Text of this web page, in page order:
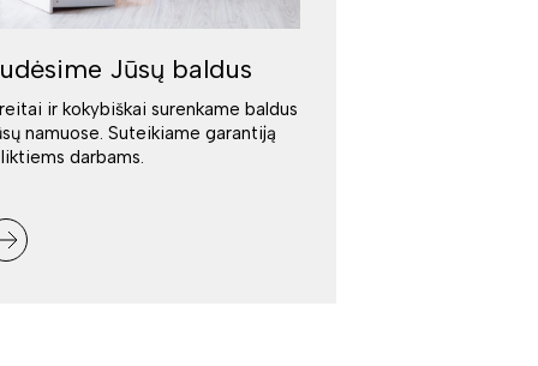
Jūsų baldus
ir kokybiškai surenkame baldus
namuose. Suteikiame garantiją
darbams.